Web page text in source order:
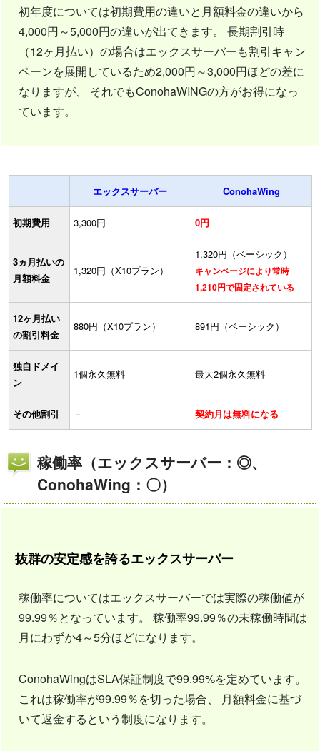
初年度については初期費用の違いと月額料金の違いから
4,000円～5,000円の違いが出てきます。 長期割引時
（12ヶ月払い）の場合はエックスサーバーも割引キャン
ペーンを展開しているため2,000円～3,000円ほどの差に
なりますが、 それでもConohaWINGの方がお得になっ
ています。
エックスサーバー ConohaWing
初期費用 3,300円 0円
3ヵ月払いの
月額料金
1,320円（X10プラン）
1,320円（ベーシック）
キャンページにより常時
1,210円で固定されている
12ヶ月払い
の割引料金
880円（X10プラン） 891円（ベーシック）
独自ドメイ
ン
1個永久無料 最大2個永久無料
その他割引 － 契約月は無料になる
稼働率（エックスサーバー：◎、
ConohaWing：〇）
抜群の安定感を誇るエックスサーバー
稼働率についてはエックスサーバーでは実際の稼働値が
99.99％となっています。 稼働率99.99％の未稼働時間は
月にわずか4～5分ほどになります。
ConohaWingはSLA保証制度で99.99%を定めています。
これは稼働率が99.99％を切った場合、 月額料金に基づ
いて返金するという制度になります。